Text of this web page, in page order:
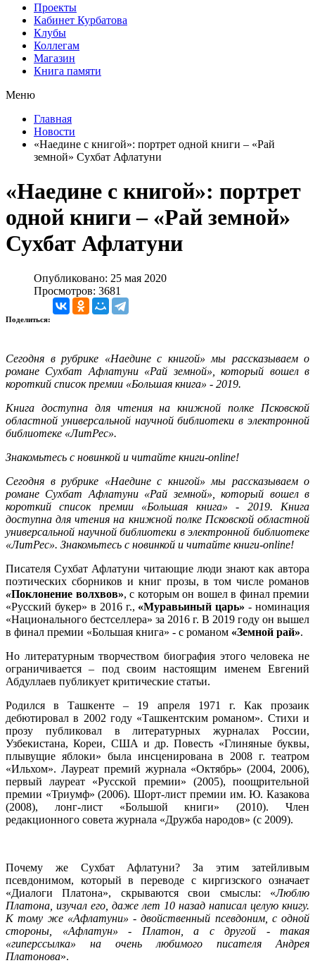
Проекты
Кабинет Курбатова
Клубы
Коллегам
Магазин
Книга памяти
Меню
Главная
Новости
«Наедине с книгой»: портрет одной книги – «Рай
земной» Сухбат Афлатуни
«Наедине с книгой»: портрет
одной книги – «Рай земной»
Сухбат Афлатуни
Опубликовано: 25 мая 2020
Просмотров: 3681
Поделиться:
Сегодня в рубрике «Наедине с книгой» мы рассказываем о
романе Сухбат Афлатуни «Рай земной», который вошел в
короткий список премии «Большая книга» - 2019.
Книга доступна для чтения на книжной полке Псковской
областной универсальной научной библиотеки в электронной
библиотеке «ЛитРес».
Знакомьтесь с новинкой и читайте книги-online!
Сегодня в рубрике «Наедине с книгой» мы рассказываем о
романе Сухбат Афлатуни «Рай земной», который вошел в
короткий список премии «Большая книга» - 2019. Книга
доступна для чтения на книжной полке Псковской областной
универсальной научной библиотеки в электронной библиотеке
«ЛитРес». Знакомьтесь с новинкой и читайте книги-online!
Писателя Сухбат Афлатуни читающие люди знают как автора
поэтических сборников и книг прозы, в том числе романов
«Поклонение волхвов», с которым он вошел в финал премии
«Русский букер» в 2016 г., «Муравьиный царь» - номинация
«Национального бестселлера» за 2016 г. В 2019 году он вышел
в финал премии «Большая книга» - с романом «Земной рай».
Но литературным творчеством биография этого человека не
ограничивается – под своим настоящим именем Евгений
Абдуллаев публикует критические статьи.
Родился в Ташкенте – 19 апреля 1971 г. Как прозаик
дебютировал в 2002 году «Ташкентским романом». Стихи и
прозу публиковал в литературных журналах России,
Узбекистана, Кореи, США и др. Повесть «Глиняные буквы,
плывущие яблоки» была инсценирована в 2008 г. театром
«Ильхом». Лауреат премий журнала «Октябрь» (2004, 2006),
первый лауреат «Русской премии» (2005), поощрительной
премии «Триумф» (2006). Шорт-лист премии им. Ю. Казакова
(2008), лонг-лист «Большой книги» (2010). Член
редакционного совета журнала «Дружба народов» (с 2009).
Почему же Сухбат Афлатуни? За этим затейливым
псевдонимом, который в переводе с киргизского означает
«Диалоги Платона», скрываются свои смыслы: «Люблю
Платона, изучал его, даже лет 10 назад написал целую книгу.
К тому же «Афлатуни» - двойственный псевдоним, с одной
стороны, «Афлатун» - Платон, а с другой - такая
«гиперссылка» на очень любимого писателя Андрея
Платонова».